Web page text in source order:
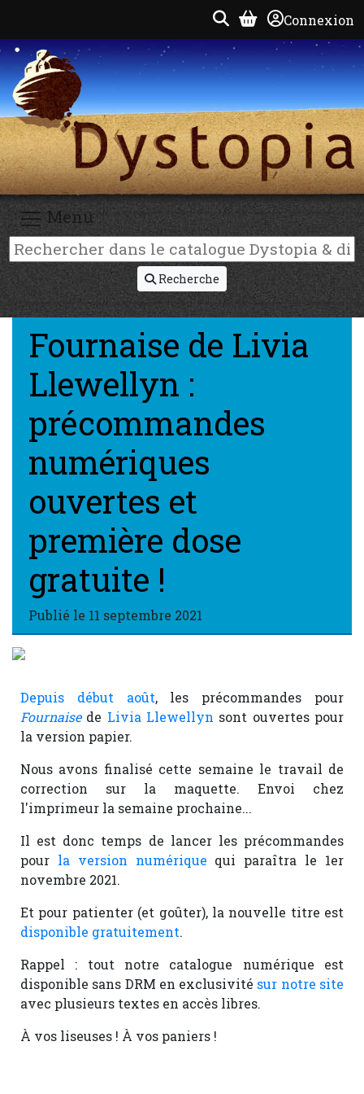
Connexion
Menu
Recherche
Fournaise de Livia
Llewellyn :
précommandes
numériques
ouvertes et
première dose
gratuite !
Publié le 11 septembre 2021
Depuis début août, les précommandes pour
Fournaisede Livia Llewellyn sont ouvertes pour
la version papier.
Nous avons finalisé cette semaine le travail de
correction sur la maquette. Envoi chez
l'imprimeur la semaine prochaine...
Il est donc temps de lancer les précommandes
pour la version numérique qui paraîtra le 1er
novembre 2021.
Et pour patienter (et goûter), la nouvelle titre est
disponible gratuitement.
Rappel : tout notre catalogue numérique est
disponible sans DRM en exclusivité sur notre site
avec plusieurs textes en accès libres.
À vos liseuses ! À vos paniers !